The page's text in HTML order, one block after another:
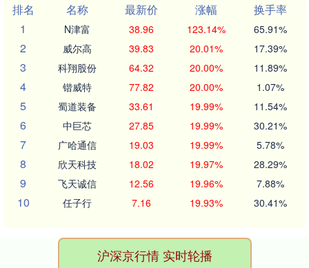
排名
名称 最新价 涨幅
换手率
1
N津富 38.96 123.14% 65.91%
2 威尔高 39.83 20.01% 17.39%
3 科翔股份 64.32 20.00% 11.89%
4 锴威特 77.82 20.00% 1.07%
5 蜀道装备 33.61 19.99% 11.54%
6 中巨芯 27.85 19.99% 30.21%
7 广哈通信 19.03 19.99% 5.78%
8 欣天科技 18.02 19.97% 28.29%
9 飞天诚信 12.56 19.96% 7.88%
10 任子行 7.16 19.93% 30.41%
沪深京行情 实时轮播